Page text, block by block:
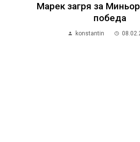
Марек загря за
победа
konstantin